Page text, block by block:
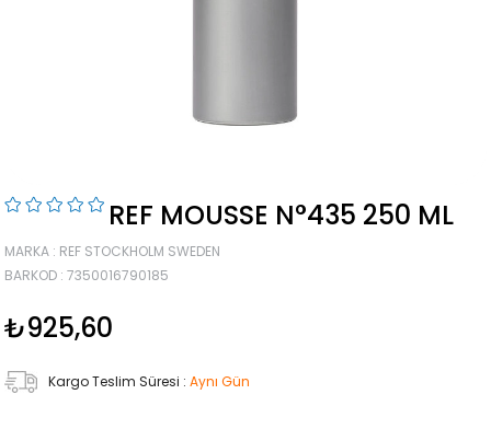
REF MOUSSE N°435 250 ML
MARKA : REF STOCKHOLM SWEDEN
BARKOD : 7350016790185
₺925,60
Kargo Teslim Süresi : Aynı Gün